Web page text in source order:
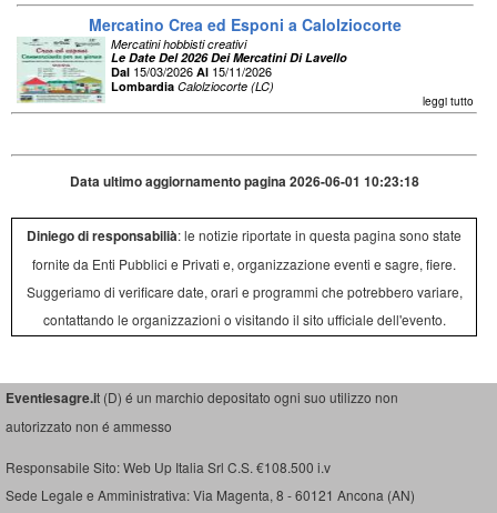
Mercatino Crea ed Esponi a Calolziocorte
Mercatini hobbisti creativi
Le Date Del 2026 Dei Mercatini Di Lavello
Dal 15/03/2026 Al 15/11/2026
Lombardia Calolziocorte (LC)
leggi tutto
Data ultimo aggiornamento pagina 2026-06-01 10:23:18
Diniego di responsabilià: le notizie riportate in questa pagina sono state
fornite da Enti Pubblici e Privati e, organizzazione eventi e sagre, fiere.
Suggeriamo di verificare date, orari e programmi che potrebbero variare,
contattando le organizzazioni o visitando il sito ufficiale dell'evento.
Eventiesagre.it (D) é un marchio depositato ogni suo utilizzo non
autorizzato non é ammesso
Responsabile Sito: Web Up Italia Srl C.S. €108.500 i.v
Sede Legale e Amministrativa: Via Magenta, 8 - 60121 Ancona (AN)